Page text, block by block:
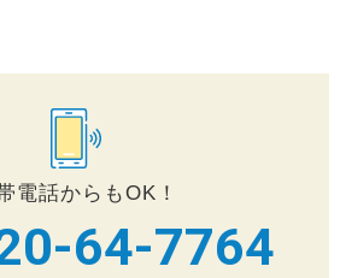
電話からもOK！
64-7764